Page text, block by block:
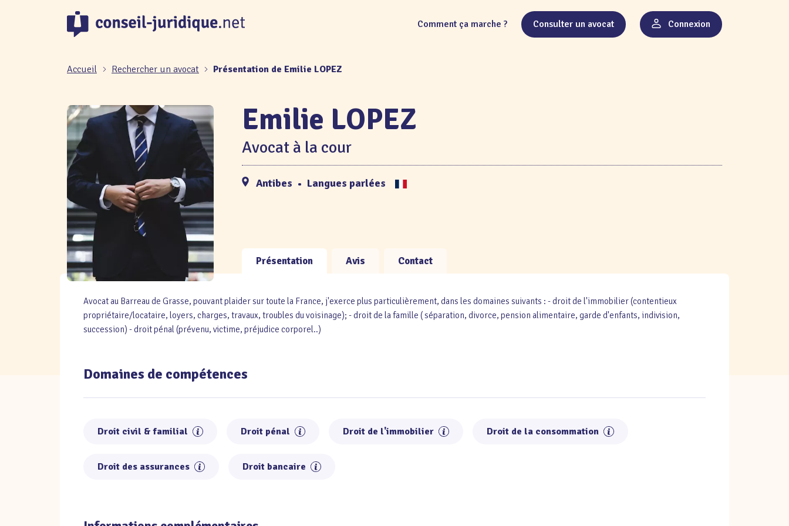
Comment ça marche ? Consulter un avocat Connexion
Accueil Rechercher un avocat Présentation de Emilie LOPEZ
Emilie LOPEZ
Avocat à la cour
Antibes • Langues parlées
Présentation Avis Contact
Avocat au Barreau de Grasse, pouvant plaider sur toute la France, j'exerce plus particulièrement, dans les domaines suivants : - droit de l'immobilier (contentieux
propriétaire/locataire, loyers, charges, travaux, troubles du voisinage); - droit de la famille ( séparation, divorce, pension alimentaire, garde d'enfants, indivision,
succession) - droit pénal (prévenu, victime, préjudice corporel..)
Domaines de compétences
Droit civil & familial Droit pénal Droit de l'immobilier Droit de la consommation
Droit des assurances Droit bancaire